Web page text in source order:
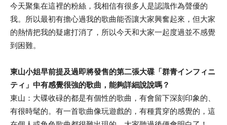
今天聚集在這裡的粉絲，我相信有很多人是認識作為聲優的
我。所以最初有擔心過我的歌曲能否讓大家興奮起來，但大家
的熱情把我的疑慮打消了，所以今天和大家一起度過並不感覺
到困難。
東山小姐早前提及過即將發售的第二張大碟「群青インフィニ
ティ」中有感覺很強的歌曲，能夠詳細說說嗎？
東山：大碟收碌的都是有個性的歌曲，有會留下深刻印象的、
有很時髦的。有一首歌曲像玩遊戲的，有種貫穿的感覺的，這